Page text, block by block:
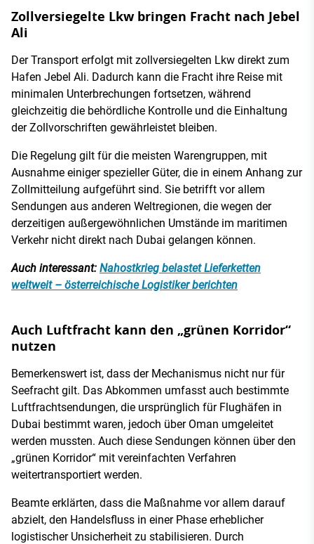
Zollversiegelte Lkw bringen Fracht nach Jebel
Ali
Der Transport erfolgt mit zollversiegelten Lkw direkt zum
Hafen Jebel Ali. Dadurch kann die Fracht ihre Reise mit
minimalen Unterbrechungen fortsetzen, während
gleichzeitig die behördliche Kontrolle und die Einhaltung
der Zollvorschriften gewährleistet bleiben.
Die Regelung gilt für die meisten Warengruppen, mit
Ausnahme einiger spezieller Güter, die in einem Anhang zur
Zollmitteilung aufgeführt sind. Sie betrifft vor allem
Sendungen aus anderen Weltregionen, die wegen der
derzeitigen außergewöhnlichen Umstände im maritimen
Verkehr nicht direkt nach Dubai gelangen können.
Auch interessant: Nahostkrieg belastet Lieferketten
weltweit – österreichische Logistiker berichten
Auch Luftfracht kann den „grünen Korridor“
nutzen
Bemerkenswert ist, dass der Mechanismus nicht nur für
Seefracht gilt. Das Abkommen umfasst auch bestimmte
Luftfrachtsendungen, die ursprünglich für Flughäfen in
Dubai bestimmt waren, jedoch über Oman umgeleitet
werden mussten. Auch diese Sendungen können über den
„grünen Korridor“ mit vereinfachten Verfahren
weitertransportiert werden.
Beamte erklärten, dass die Maßnahme vor allem darauf
abzielt, den Handelsfluss in einer Phase erheblicher
logistischer Unsicherheit zu stabilisieren. Durch